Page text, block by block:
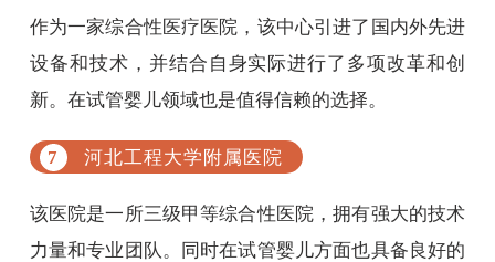
作为一家综合性医疗医院，该中心引进了国内外先进
设备和技术，并结合自身实际进行了多项改革和创
新。在试管婴儿领域也是值得信赖的选择。
河北工程大学附属医院
该医院是一所三级甲等综合性医院，拥有强大的技术
力量和专业团队。同时在试管婴儿方面也具备良好的